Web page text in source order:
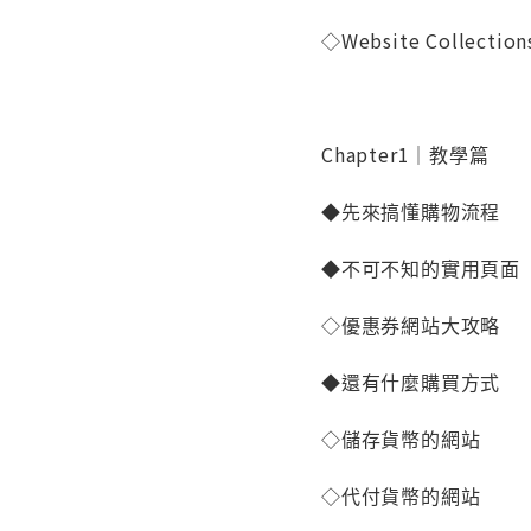
◇Website
Chapter1｜教學篇
◆先來搞懂購物流程
◆不可不知的實用頁面
◇優惠券網站大攻略
◆還有什麼購買方式
◇儲存貨幣的網站
◇代付貨幣的網站